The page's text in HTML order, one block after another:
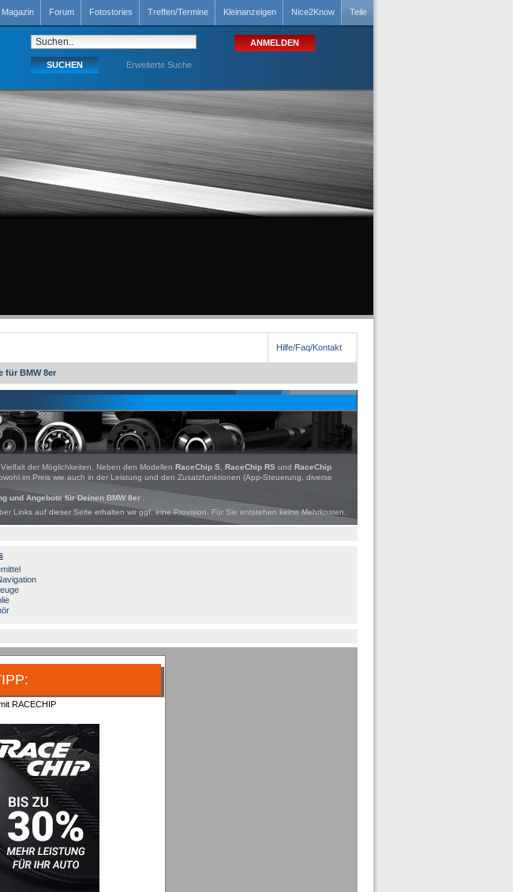
Magazin Forum Fotostories Treffen/Termine Kleinanzeigen Nice2Know Teile
Erweiterte Suche
Hilfe/Faq/Kontakt
für BMW 8er
der Möglichkeiten. Neben den Modellen RaceChip S RaceChip RS und RaceChip
im Preis wie auch in der Leistung und den Zusatzfunktionen (App-Steuerung, diverse
und Angebote für Deinen BMW 8er
Links auf dieser Seite erhalten wir ggf. eine Provision. Für Sie entstehen keine Mehrkosten.
RACECHIP